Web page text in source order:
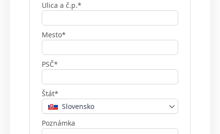
Ulica a č.p.*
Mesto*
PSČ*
Štát*
Slovensko
Poznámka